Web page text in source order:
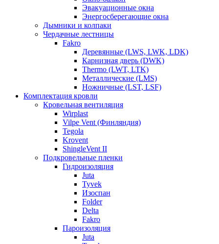
Эвакуационные окна
Энергосберегающие окна
Дымники и колпаки
Чердачные лестницы
Fakro
Деревянные (LWS, LWK, LDK)
Карнизная дверь (DWK)
Thermo (LWT, LTK)
Металлические (LMS)
Ножничные (LST, LSF)
Комплектация кровли
Кровельная вентиляция
Wirplast
Vilpe Vent (Финляндия)
Tegola
Krovent
ShingleVent II
Подкровельные пленки
Гидроизоляция
Juta
Tyvek
Изоспан
Folder
Delta
Fakro
Пароизоляция
Juta